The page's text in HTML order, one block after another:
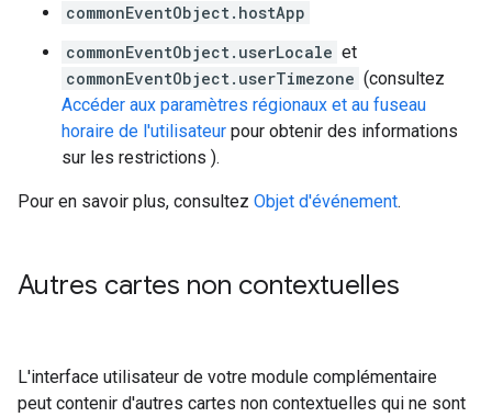
commonEventObject.hostApp
commonEventObject.userLocale et
commonEventObject.userTimezone (consultez
Accéder aux paramètres régionaux et au fuseau
horaire de l'utilisateur pour obtenir des informations
sur les restrictions ).
Pour en savoir plus, consultez Objet d'événement.
Autres cartes non contextuelles
L'interface utilisateur de votre module complémentaire
peut contenir d'autres cartes non contextuelles qui ne sont